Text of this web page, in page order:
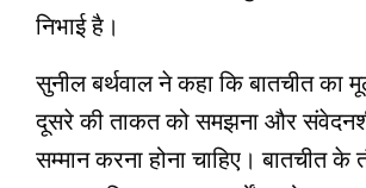
निभाई है।
सुनील बर्थवाल ने कहा कि बातचीत का
दूसरे की ताकत को समझना और
सम्मान करना होना चाहिए। बातचीत के